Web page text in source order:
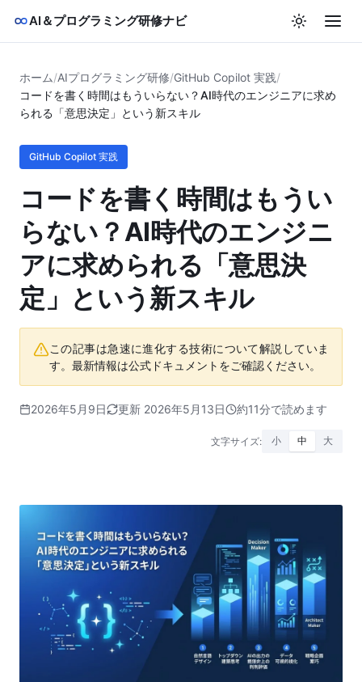
AI＆プログラミング研修ナビ
ホーム/AIプログラミング研修/GitHub Copilot 実践/
コードを書く時間はもういらない？AI時代のエンジニアに求め
られる「意思決定」という新スキル
GitHub Copilot 実践
コードを書く時間はもうい
らない？AI時代のエンジニ
アに求められる「意思決
定」という新スキル
この記事は急速に進化する技術について解説していま
す。最新情報は公式ドキュメントをご確認ください。
2026年5月9日 更新 2026年5月13日 約11分で読めます
文字サイズ: 小 中 大